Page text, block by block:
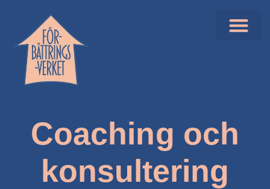
Coaching och
konsultering